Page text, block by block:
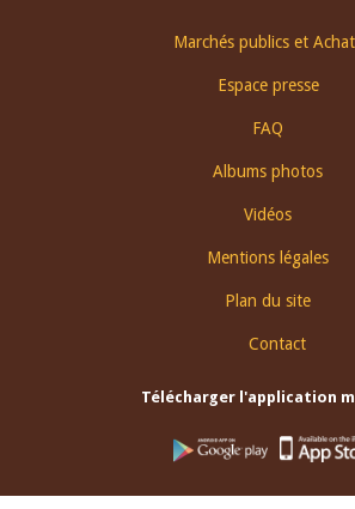
Marchés publics et
Espace presse
FAQ
Albums photos
Vidéos
Mentions légales
Plan du site
Contact
Télécharger l'application